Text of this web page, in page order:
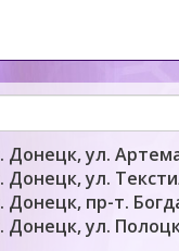
Донецк, ул.
Донецк, ул.
Донецк, пр-т.
Донецк, ул.